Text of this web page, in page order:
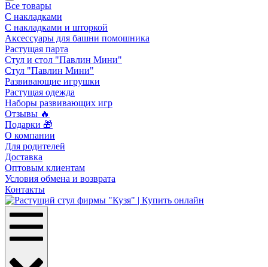
Все товары
С накладками
С накладками и шторкой
Аксессуары для башни помошника
Растущая парта
Стул и стол "Павлин Мини"
Стул "Павлин Мини"
Развивающие игрушки
Растущая одежда
Наборы развивающих игр
Отзывы 🔥
Подарки 🎁
О компании
Для родителей
Доставка
Оптовым клиентам
Условия обмена и возврата
Контакты